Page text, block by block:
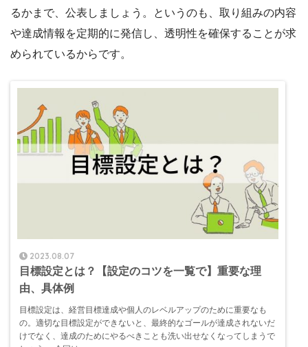
るかまで、公表しましょう。というのも、取り組みの内容
や達成情報を定期的に発信し、透明性を確保することが求
められているからです。
2023.08.07
目標設定とは？【設定のコツを一覧で】重要な理
由、具体例
目標設定は、経営目標達成や個人のレベルアップのために重要なも
の。適切な目標設定ができないと、最終的なゴールが達成されないだ
けでなく、達成のためにやるべきことも洗い出せなくなってしまうで